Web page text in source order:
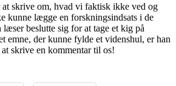
skrive om, hvad vi faktisk ikke ved og
kunne lægge en forskningsindsats i de
beslutte sig for at tage et kig på
emne, der kunne fylde et videnshul, er han
skrive en kommentar til os!